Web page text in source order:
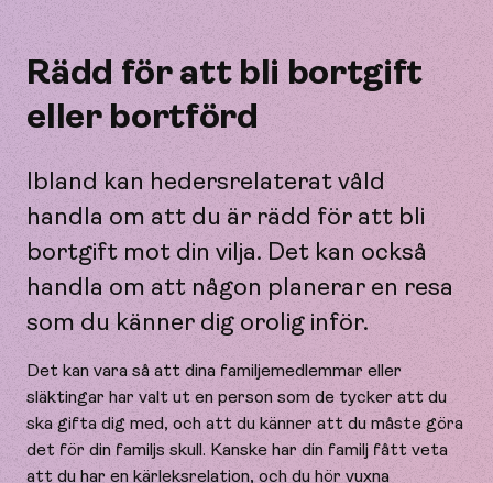
Rädd för att bli bortgift
eller bortförd
Ibland kan hedersrelaterat våld
handla om att du är rädd för att bli
bortgift mot din vilja. Det kan också
handla om att någon planerar en resa
som du känner dig orolig inför.
Det kan vara så att dina familjemedlemmar eller
släktingar har valt ut en person som de tycker att du
ska gifta dig med, och att du känner att du måste göra
det för din familjs skull. Kanske har din familj fått veta
att du har en kärleksrelation, och du hör vuxna